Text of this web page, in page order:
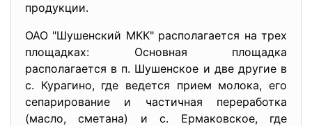
продукции.
ОАО "Шушенский МКК" располагается на трех
площадках: Основная площадка
располагается в п. Шушенское и две другие в
с. Курагино, где ведется прием молока, его
сепарирование и частичная переработка
(масло, сметана) и с. Ермаковское, где